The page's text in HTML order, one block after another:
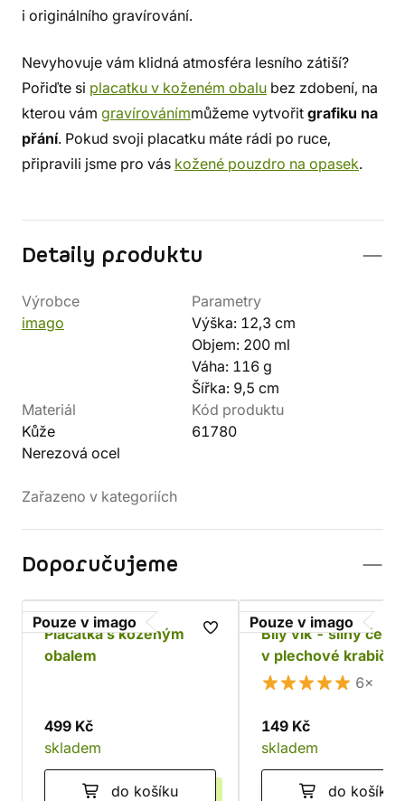
i originálního gravírování.
Nevyhovuje vám klidná atmosféra lesního zátiší?
Pořiďte si placatku v koženém obalu bez zdobení, na
kterou vám gravírovánímmůžeme vytvořit grafiku na
přání. Pokud svoji placatku máte rádi po ruce,
připravili jsme pro vás kožené pouzdro na opasek.
Detaily produktu
Výrobce
imago
Parametry
Výška: 12,3 cm
Objem: 200 ml
Váha: 116 g
Šířka: 9,5 cm
Materiál
Kůže
Nerezová ocel
Kód produktu
61780
Zařazeno v kategoriích
Doporučujeme
Pouze v imago
Placatka s koženým
obalem
499 Kč
skladem
do košíku
Pouze v imago
Bílý vlk - silný
v plechové krabičce
6×
149 Kč
skladem
do košíku